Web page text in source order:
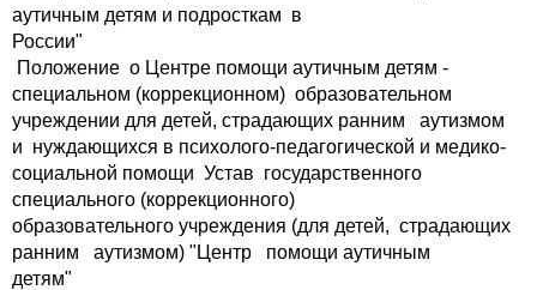
аутичным детям и подросткам в
России"
Положение о Центре помощи аутичным детям -
специальном (коррекционном) образовательном
учреждении для детей, страдающих ранним аутизмом
и нуждающихся в психолого-педагогической и медико-
социальной помощи Устав государственного
специального (коррекционного)
образовательного учреждения (для детей, страдающих
ранним аутизмом) "Центр помощи аутичным
детям"